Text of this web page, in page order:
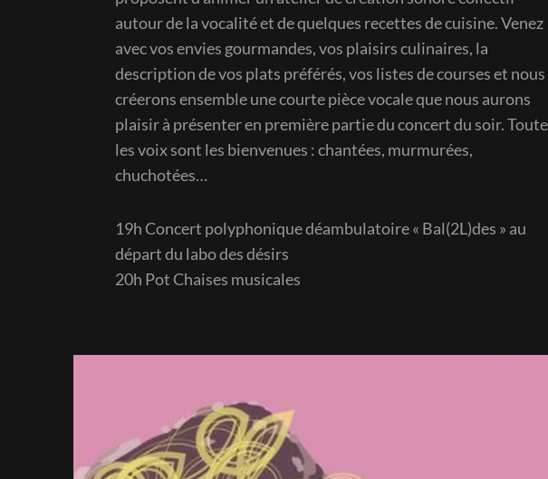
autour de la vocalité et de quelques recettes de cuisine. Venez
avec vos envies gourmandes, vos plaisirs culinaires, la
description de vos plats préférés, vos listes de courses et nous
créerons ensemble une courte pièce vocale que nous aurons
plaisir à présenter en première partie du concert du soir.
les voix sont les bienvenues : chantées, murmurées,
chuchotées…
19h Concert polyphonique déambulatoire « Bal(2L)des » au
départ du labo des désirs
20h Pot Chaises musicales